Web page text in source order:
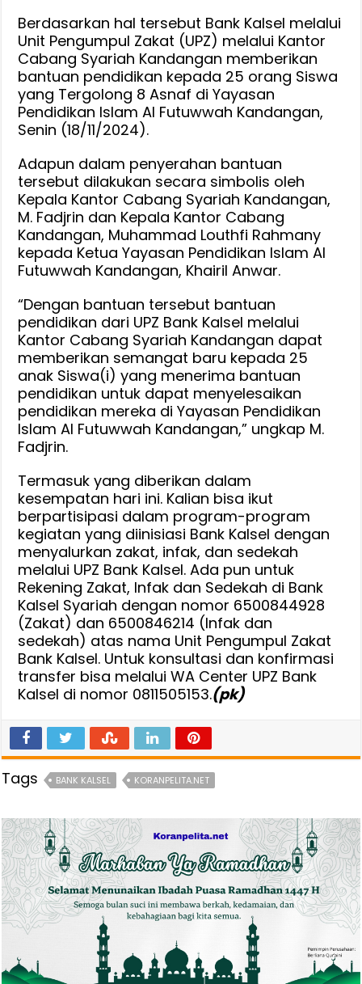
Berdasarkan hal tersebut Bank Kalsel melalui
Unit Pengumpul Zakat (UPZ) melalui Kantor
Cabang Syariah Kandangan memberikan
bantuan pendidikan kepada 25 orang Siswa
yang Tergolong 8 Asnaf di Yayasan
Pendidikan lslam Al Futuwwah Kandangan,
Senin (18/11/2024).
Adapun dalam penyerahan bantuan
tersebut dilakukan secara simbolis oleh
Kepala Kantor Cabang Syariah Kandangan,
M. Fadjrin dan Kepala Kantor Cabang
Kandangan, Muhammad Louthfi Rahmany
kepada Ketua Yayasan Pendidikan lslam Al
Futuwwah Kandangan, Khairil Anwar.
“Dengan bantuan tersebut bantuan
pendidikan dari UPZ Bank Kalsel melalui
Kantor Cabang Syariah Kandangan dapat
memberikan semangat baru kepada 25
anak Siswa(i) yang menerima bantuan
pendidikan untuk dapat menyelesaikan
pendidikan mereka di Yayasan Pendidikan
Islam Al Futuwwah Kandangan,” ungkap M.
Fadjrin.
Termasuk yang diberikan dalam
kesempatan hari ini. Kalian bisa ikut
berpartisipasi dalam program-program
kegiatan yang diinisiasi Bank Kalsel dengan
menyalurkan zakat, infak, dan sedekah
melalui UPZ Bank Kalsel. Ada pun untuk
Rekening Zakat, Infak dan Sedekah di Bank
Kalsel Syariah dengan nomor 6500844928
(Zakat) dan 6500846214 (Infak dan
sedekah) atas nama Unit Pengumpul Zakat
Bank Kalsel. Untuk konsultasi dan konfirmasi
transfer bisa melalui WA Center UPZ Bank
Kalsel di nomor 0811505153.(pk)
Tags BANK KALSEL KORANPELITA.NET